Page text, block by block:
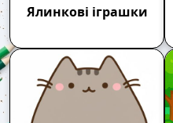
Ялинкові іграшки